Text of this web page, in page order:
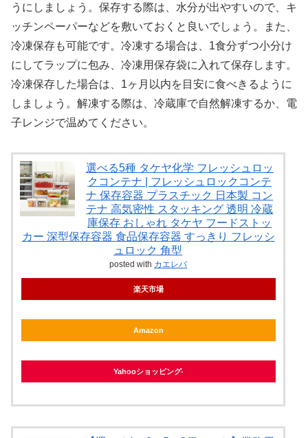
うにしましょう。保存する際は、水分が出やすいので、キ
ッチンペーパーなどを敷いておくと良いでしょう。また、
冷凍保存も可能です。冷凍する場合は、1食分ずつ小分け
にしてラップに包み、冷凍用保存袋に入れて保存します。
冷凍保存した場合は、1ヶ月以内を目安に食べきるように
しましょう。解凍する際は、冷蔵庫で自然解凍するか、電
子レンジで温めてください。
選べる5種 タケヤ化学 フレッシュロッ
クコンテナ | フレッシュロックコンテ
ナ 保存容器 プラスチック 日本製 コン
テナ 高気密性 スタッキング 透明 冷蔵
庫保存 おしゃれ タケヤ フードストッ
カー 深型保存容器 食品保存容器 すっきり フレッシ
ュロック 角型
posted with カエレバ
楽天市場
Amazon
Yahooショッピング